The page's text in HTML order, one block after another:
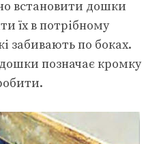
встановити дошки
їх в потрібному
забивають по боках.
позначає кромку